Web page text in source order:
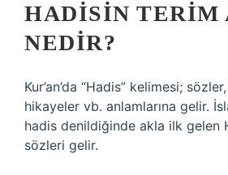
HADISIN TERIM
NEDIR?
Kur’an’da “Hadis” kelimesi;
hikayeler vb. anlamlarına gelir.
hadis denildiğinde akla ilk gelen
sözleri gelir.